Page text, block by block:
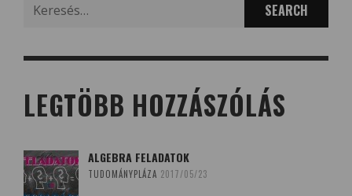
LEGTÖBB HOZZÁSZÓLÁS
ALGEBRA FELADATOK
TUDOMÁNYPLÁZA 2017/05/23